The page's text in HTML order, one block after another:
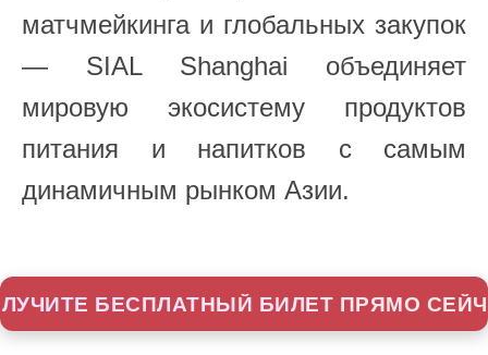
матчмейкинга и глобальных закупок
— SIAL Shanghai объединяет
мировую экосистему продуктов
питания и напитков с самым
динамичным рынком Азии.
БЕСПЛАТНЫЙ БИЛЕТ ПРЯМО